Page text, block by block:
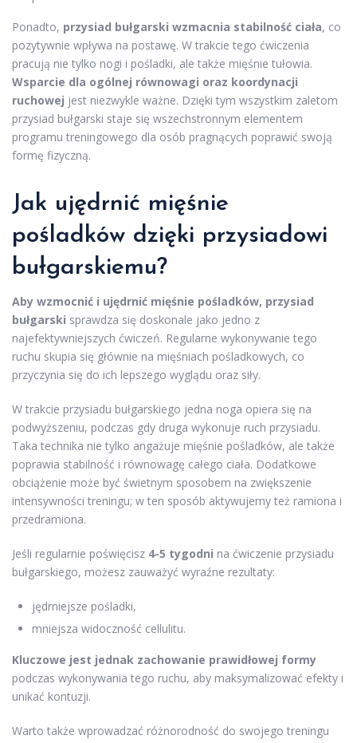
Ponadto, przysiad bułgarski wzmacnia stabilność ciała, co
pozytywnie wpływa na postawę. W trakcie tego ćwiczenia
pracują nie tylko nogi i pośladki, ale także mięśnie tułowia.
Wsparcie dla ogólnej równowagi oraz koordynacji
ruchowej jest niezwykle ważne. Dzięki tym wszystkim zaletom
przysiad bułgarski staje się wszechstronnym elementem
programu treningowego dla osób pragnących poprawić swoją
formę fizyczną.
Jak ujędrnić mięśnie
pośladków dzięki przysiadowi
bułgarskiemu?
Aby wzmocnić i ujędrnić mięśnie pośladków, przysiad
bułgarski sprawdza się doskonale jako jedno z
najefektywniejszych ćwiczeń. Regularne wykonywanie tego
ruchu skupia się głównie na mięśniach pośladkowych, co
przyczynia się do ich lepszego wyglądu oraz siły.
W trakcie przysiadu bułgarskiego jedna noga opiera się na
podwyższeniu, podczas gdy druga wykonuje ruch przysiadu.
Taka technika nie tylko angażuje mięśnie pośladków, ale także
poprawia stabilność i równowagę całego ciała. Dodatkowe
obciążenie może być świetnym sposobem na zwiększenie
intensywności treningu; w ten sposób aktywujemy też ramiona i
przedramiona.
Jeśli regularnie poświęcisz 4-5 tygodni na ćwiczenie przysiadu
bułgarskiego, możesz zauważyć wyraźne rezultaty:
jędrniejsze pośladki,
mniejsza widoczność cellulitu.
Kluczowe jest jednak zachowanie prawidłowej formy
podczas wykonywania tego ruchu, aby maksymalizować efekty i
unikać kontuzji.
Warto także wprowadzać różnorodność do swojego treningu